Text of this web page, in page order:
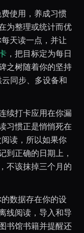
使用，养成习惯
为整理或统计而优
天读一点，并让
，把目标定为每日
之树随着你的坚持
同步、多设备和
续打卡应用在你漏
习惯正是悄悄死在
读，所以如果你
到正确的日期上，
不该抹掉三个月的
数据存在你的设
线阅读，导入和导
书馆书籍并提醒还